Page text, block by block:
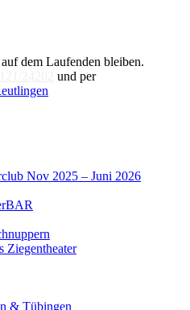
dem Laufenden bleiben.
und per
Nov 2025 – Juni 2026
Ziegentheater
& Tübingen